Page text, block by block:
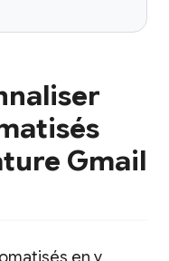
Gmail